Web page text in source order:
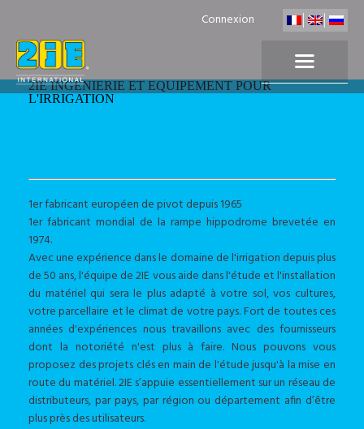
Connexion
2IE INGENIERIE ET EQUIPEMENT POUR
L'IRRIGATION
1er fabricant européen de pivot depuis 1965
1er fabricant mondial de la rampe hippodrome brevetée en
1974.
Avec une expérience dans le domaine de l'irrigation depuis plus
de 50 ans, l'équipe de 2IE vous aide dans l'étude et l'installation
du matériel qui sera le plus adapté à votre sol, vos cultures,
votre parcellaire et le climat de votre pays. Fort de toutes ces
années d'expériences nous travaillons avec des fournisseurs
dont la notoriété n'est plus à faire. Nous pouvons vous
proposez des projets clés en main de l'étude jusqu'à la mise en
route du matériel. 2IE s’appuie essentiellement sur un réseau de
distributeurs, par pays, par région ou département afin d’être
plus près des utilisateurs.